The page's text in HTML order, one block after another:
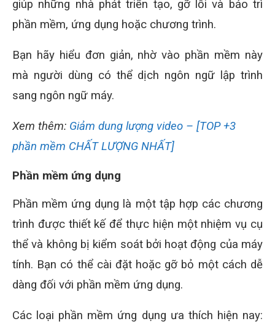
giúp những nhà phát triển tạo, gỡ lỗi và bảo trì
phần mềm, ứng dụng hoặc chương trình.
Bạn hãy hiểu đơn giản, nhờ vào phần mềm này
mà người dùng có thể dịch ngôn ngữ lập trình
sang ngôn ngữ máy.
Xem thêm: Giảm dung lượng video – [TOP +3
phần mềm CHẤT LƯỢNG NHẤT]
Phần mềm ứng dụng
Phần mềm ứng dụng là một tập hợp các chương
trình được thiết kế để thực hiện một nhiệm vụ cụ
thể và không bị kiểm soát bởi hoạt động của máy
tính. Bạn có thể cài đặt hoặc gỡ bỏ một cách dễ
dàng đối với phần mềm ứng dụng.
Các loại phần mềm ứng dụng ưa thích hiện nay: